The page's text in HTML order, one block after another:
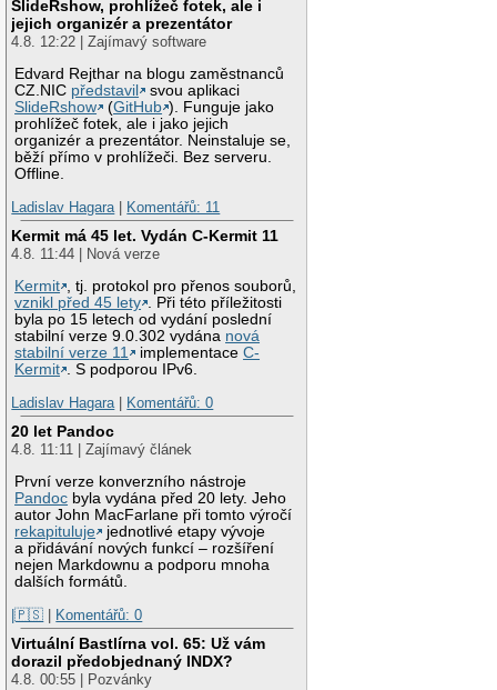
SlideRshow, prohlížeč fotek, ale i
jejich organizér a prezentátor
4.8. 12:22 | Zajímavý software
Edvard Rejthar na blogu zaměstnanců
CZ.NIC představil
svou aplikaci
SlideRshow
(GitHub ). Funguje jako
prohlížeč fotek, ale i jako jejich
organizér a prezentátor. Neinstaluje se,
běží přímo v prohlížeči. Bez serveru.
Offline.
Ladislav Hagara | Komentářů: 11
Kermit má 45 let. Vydán C-Kermit 11
4.8. 11:44 | Nová verze
Kermit , tj. protokol pro přenos souborů,
vznikl před 45 lety . Při této příležitosti
byla po 15 letech od vydání poslední
stabilní verze 9.0.302 vydána nová
stabilní verze 11
implementaceC-
Kermit . S podporou IPv6.
Ladislav Hagara | Komentářů: 0
20 let Pandoc
4.8. 11:11 | Zajímavý článek
První verze konverzního nástroje
Pandoc byla vydána před 20 lety. Jeho
autor John MacFarlane při tomto výročí
rekapituluje
jednotlivé etapy vývoje
a přidávání nových funkcí – rozšíření
nejen Markdownu a podporu mnoha
dalších formátů.
|🇵🇸 | Komentářů: 0
Virtuální Bastlírna vol. 65: Už vám
dorazil předobjednaný INDX?
4.8. 00:55 | Pozvánky